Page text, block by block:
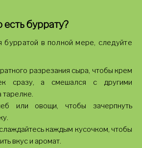
буррату?
бурратой в полной мере, следуйте
разрезания сыра, чтобы крем
сразу, а смешался с другими
тарелке.
или овощи, чтобы зачерпнуть
каждым кусочком, чтобы
вкус и аромат.